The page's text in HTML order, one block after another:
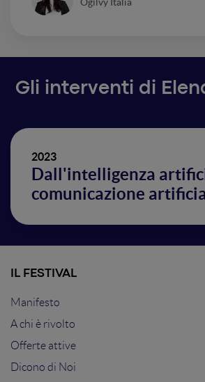
Gli interventi di
2023
Dall'intelligenza
comunicazione
IL FESTIVAL
Manifesto
A chi è rivolto
Offerte attive
Dicono di Noi